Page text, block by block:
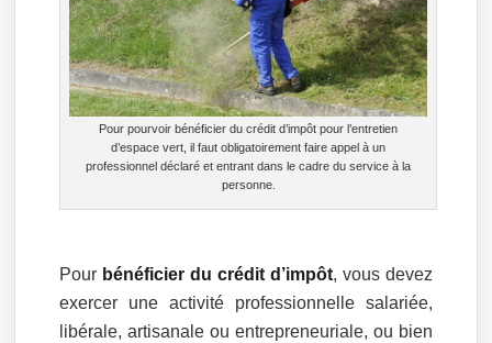
Pour pourvoir bénéficier du crédit d’impôt pour l’entretien
d’espace vert, il faut obligatoirement faire appel à un
professionnel déclaré et entrant dans le cadre du service à la
personne.
Pour bénéficier du crédit d’impôt, vous devez
exercer une activité professionnelle salariée,
libérale, artisanale ou entrepreneuriale, ou bien